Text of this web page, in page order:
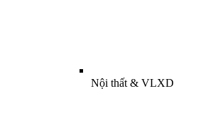
Nội thất & VLXD